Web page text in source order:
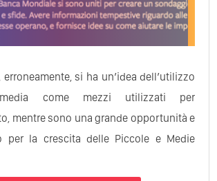
erroneamente, si ha un’idea dell’utilizzo
come mezzi utilizzati per
mentre sono una grande opportunità e
per la crescita delle Piccole e Medie